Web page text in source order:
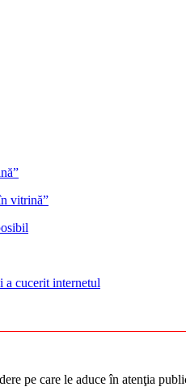
vitrină”
a cucerit internetul
pe care le aduce în atenţia